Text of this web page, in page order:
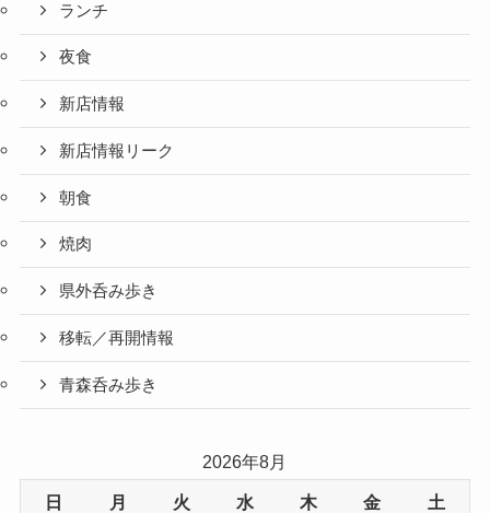
ランチ
夜食
新店情報
新店情報リーク
朝食
焼肉
県外呑み歩き
移転／再開情報
青森呑み歩き
2026年8月
日 月 火 水 木 金 土